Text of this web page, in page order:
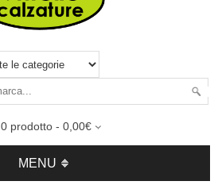
0 prodotto - 0,00€
MENU